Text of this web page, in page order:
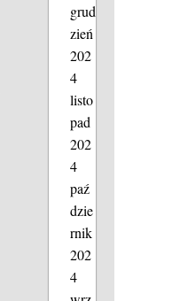
grud
zień
202
4
listo
pad
202
4
paź
dzie
rnik
202
4